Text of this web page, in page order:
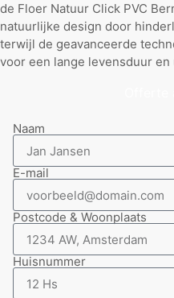
de Floer Natuur Click PVC
natuurlijke design door
terwijl de geavanceerde
voor een lange levensduur
Naam
E-mail
Postcode & Woonplaats
Huisnummer